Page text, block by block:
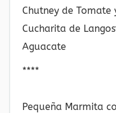
Chutney de Tomate
Cucharita de
Aguacate
****
Pequeña Marmita